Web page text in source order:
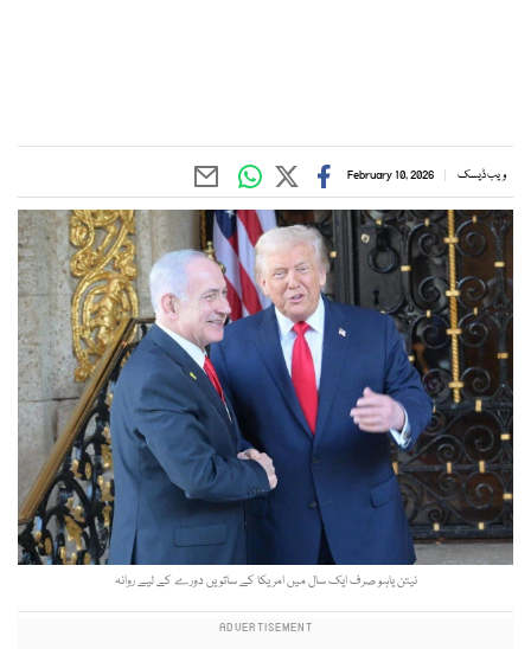
ویب ڈیسک February 10, 2026
نیتن یاہو صرف ایک سال میں امریکا کے ساتویں دورے کے لیے روانہ